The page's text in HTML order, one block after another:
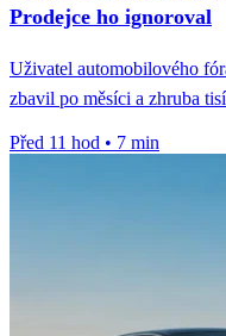
Prodejce ho ignoroval
Uživatel automobilového
zbavil po měsíci a zhruba
Před 11 hod • 7 min